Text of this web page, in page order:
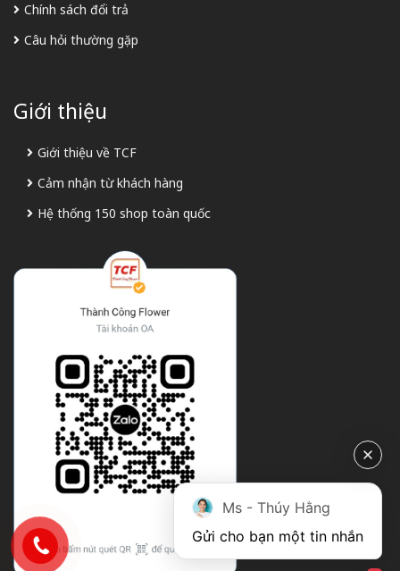
Chính sách đổi trả
Câu hỏi thường gặp
Giới thiệu
Giới thiệu về TCF
Cảm nhận từ khách hàng
Hệ thống 150 shop toàn quốc
Ms - Thúy Hằng
Gửi cho bạn một tin nhắn